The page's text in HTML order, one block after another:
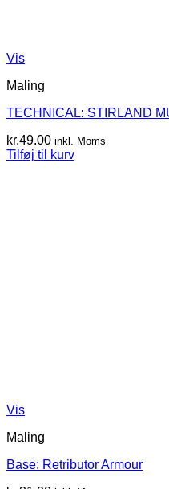
Vis
Maling
TECHNICAL: STIRLAND
kr.49.00 inkl. Moms
Tilføj til kurv
Vis
Maling
Base: Retributor Armour